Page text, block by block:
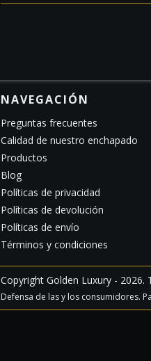
NAVEGACIÓN
Preguntas frecuentes
Calidad de nuestro enchapado
Productos
Blog
Políticas de privacidad
Políticas de devolución
Políticas de envío
Términos y condiciones
Copyright Golden Luxury -
Defensa de las y los consumidores.